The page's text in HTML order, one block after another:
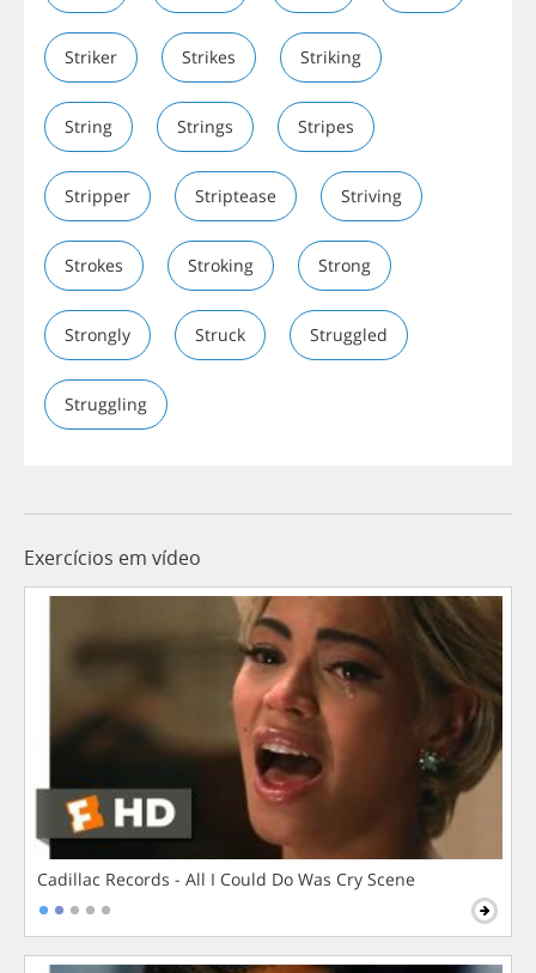
Striker Strikes Striking
String Strings Stripes
Stripper Striptease Striving
Strokes Stroking Strong
Strongly Struck Struggled
Struggling
Exercícios em vídeo
Cadillac Records - All I Could Do Was Cry Scene